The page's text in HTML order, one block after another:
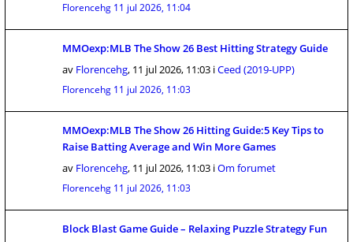
Florencehg 11 jul 2026, 11:04
MMOexp:MLB The Show 26 Best Hitting Strategy Guide
av Florencehg, 11 jul 2026, 11:03 iCeed (2019-UPP)
Florencehg 11 jul 2026, 11:03
MMOexp:MLB The Show 26 Hitting Guide:5 Key Tips to
Raise Batting Average and Win More Games
av Florencehg, 11 jul 2026, 11:03 iOm forumet
Florencehg 11 jul 2026, 11:03
Block Blast Game Guide – Relaxing Puzzle Strategy Fun